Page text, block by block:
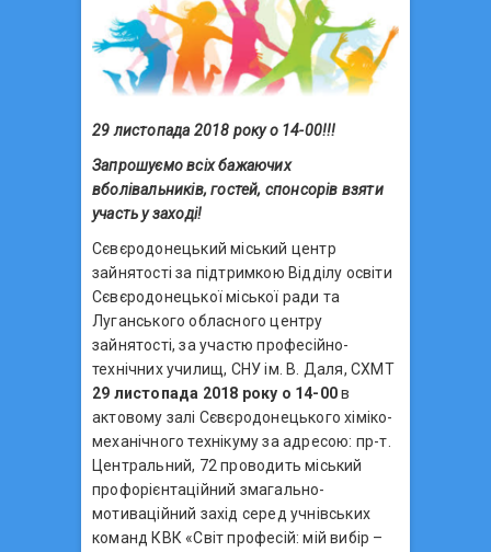
29 листопада 2018 року о 14-00!!!
Запрошуємо всіх бажаючих
вболівальників, гостей, спонсорів взяти
участь у заході!
Сєвєродонецький міський центр
зайнятості за підтримкою Відділу освіти
Сєвєродонецької міської ради та
Луганського обласного центру
зайнятості, за участю професійно-
технічних училищ, СНУ ім. В. Даля, СХМТ
29 листопада 2018 року о 14-00в
актовому залі Сєвєродонецького хіміко-
механічного технікуму за адресою: пр-т.
Центральний, 72 проводить міський
профорієнтаційний змагально-
мотиваційний захід серед учнівських
команд КВК «Світ професій: мій вибір –